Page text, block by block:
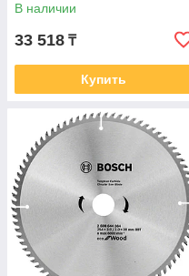
В наличии
33 518 ₸
Купить